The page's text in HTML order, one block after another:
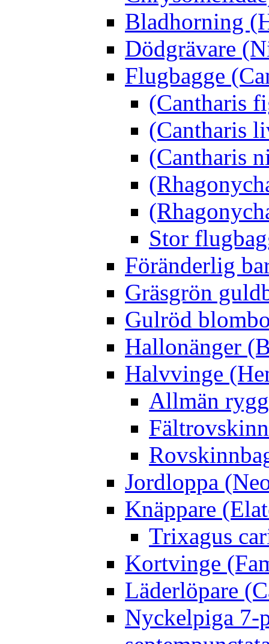
Bladhorning
Dödgrävare
Flugbagge
(Cantharis
(Cantharis
(Cantharis
Stor
Föränderlig
Gräsgrön
Gulröd
Hallonänger
Halvvinge
Allmän
Jordloppa
Knäppare
Trixagus
Kortvinge
Läderlöpare
Nyckelpiga 7-